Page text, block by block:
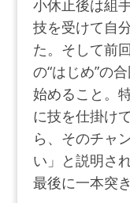
小休止後は組
技を受けて自
た。そして前
の“はじめ”の
始めること。
に技を仕掛け
ら、そのチャ
い」と説明され
最後に一本突